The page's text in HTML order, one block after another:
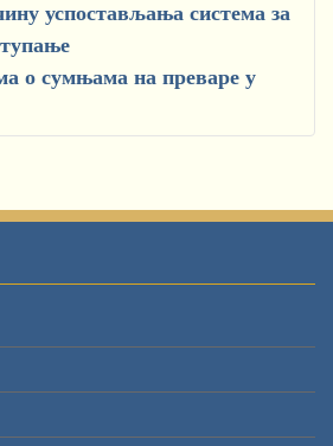
успостављања система за
о сумњама на преваре у
и поступање
(.pdf)
неправилности у Општини